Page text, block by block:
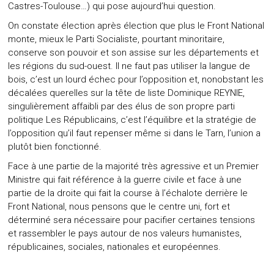
Castres-Toulouse…) qui pose aujourd’hui question.
On constate élection après élection que plus le Front National
monte, mieux le Parti Socialiste, pourtant minoritaire,
conserve son pouvoir et son assise sur les départements et
les régions du sud-ouest. Il ne faut pas utiliser la langue de
bois, c’est un lourd échec pour l’opposition et, nonobstant les
décalées querelles sur la tête de liste Dominique REYNIE,
singulièrement affaibli par des élus de son propre parti
politique Les Républicains, c’est l’équilibre et la stratégie de
l’opposition qu’il faut repenser même si dans le Tarn, l’union a
plutôt bien fonctionné.
Face à une partie de la majorité très agressive et un Premier
Ministre qui fait référence à la guerre civile et face à une
partie de la droite qui fait la course à l’échalote derrière le
Front National, nous pensons que le centre uni, fort et
déterminé sera nécessaire pour pacifier certaines tensions
et rassembler le pays autour de nos valeurs humanistes,
républicaines, sociales, nationales et européennes.